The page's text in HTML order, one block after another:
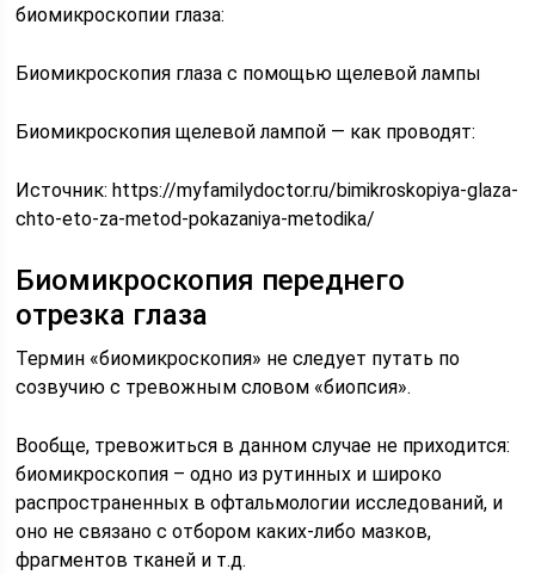
биомикроскопии глаза:
Биомикроскопия глаза с помощью щелевой лампы
Биомикроскопия щелевой лампой — как проводят:
Источник:https://myfamilydoctor.ru/bimikroskopiya-glaza-
chto-eto-za-metod-pokazaniya-metodika/
Биомикроскопия переднего
отрезка глаза
Термин «биомикроскопия» не следует путать по
созвучию с тревожным словом «биопсия».
Вообще, тревожиться в данном случае не приходится:
биомикроскопия – одно из рутинных и широко
распространенных в офтальмологии исследований, и
оно не связано с отбором каких-либо мазков,
фрагментов тканей и т.д.